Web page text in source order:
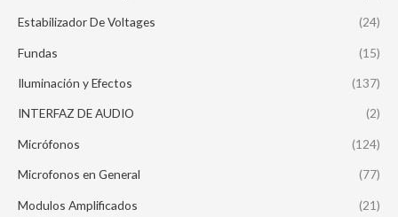
Estabilizador De Voltages (24)
Fundas (15)
Iluminación y Efectos (137)
INTERFAZ DE AUDIO (2)
Micrófonos (124)
Microfonos en General (77)
Modulos Amplificados (21)